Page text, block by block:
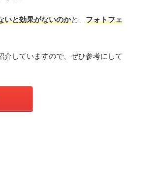
いと効果がないのかと、 フォトフェ
介していますので、ぜひ参考にして